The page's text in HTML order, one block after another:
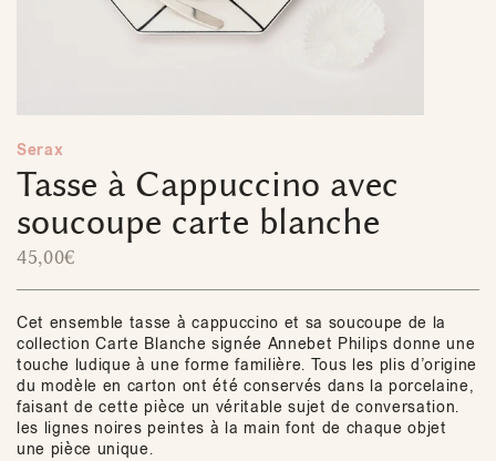
Serax
Tasse à Cappuccino avec
soucoupe carte blanche
45,00€
Cet ensemble tasse à cappuccino et sa soucoupe de la
collection Carte Blanche signée Annebet Philips donne une
touche ludique à une forme familière. Tous les plis d’origine
du modèle en carton ont été conservés dans la porcelaine,
faisant de cette pièce un véritable sujet de conversation.
les lignes noires peintes à la main font de chaque objet
une pièce unique.